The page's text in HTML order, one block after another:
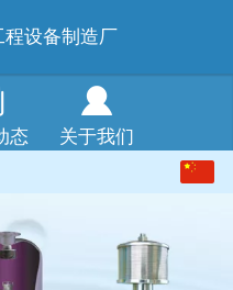
设备制造厂
态 关于我们